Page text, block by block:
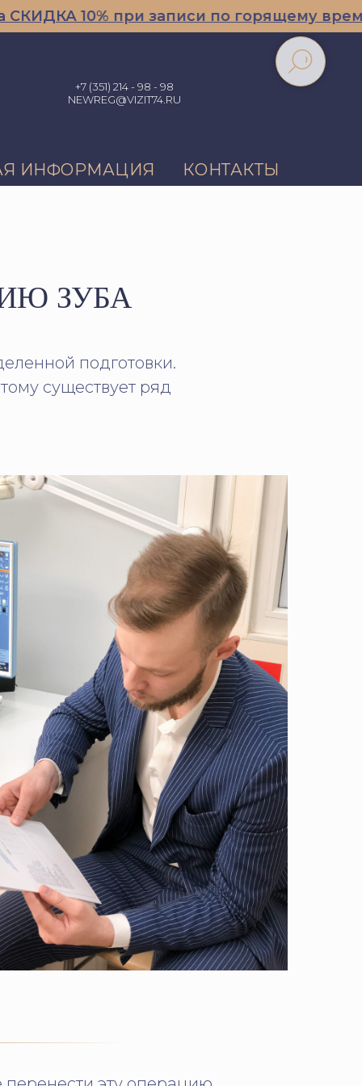
10% при записи по горящему
+7 (351) 214 - 98 - 98
NEWREG@VIZIT74.RU
ИНФОРМАЦИЯ КОНТАКТЫ
ЗУБА
подготовки.
существует ряд